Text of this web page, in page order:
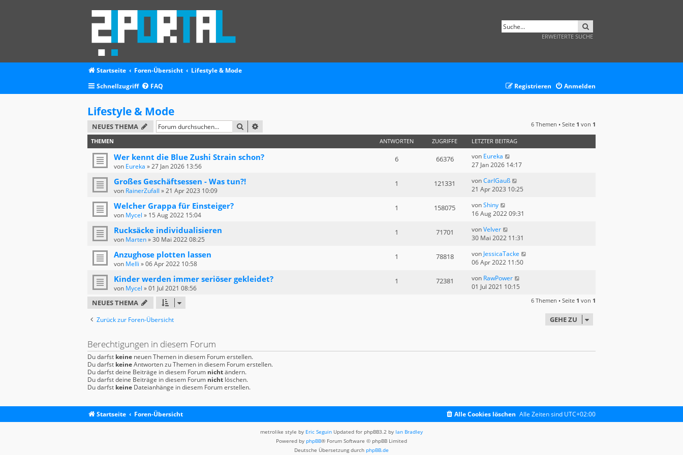
ERWEITERTE SUCHE
Startseite Foren-Übersicht
Lifestyle & Mode
Schnellzugriff
FAQ Anmelden
Registrieren
Lifestyle & Mode
NEUES THEMA SUCHE 6 Themen • Seite 1 von 1
THEMEN ANTWORTEN ZUGRIFFE LETZTER BEITRAG
Wer kennt die Blue Zushi Strain schon?
von Eureka »27 Jan 2026 13:56
6 66376 von Eureka
27 Jan 2026 14:17
Großes Geschäftsessen - Was tun?!
von RainerZufall »21 Apr 2023 10:09
1 121331 vonCarlGauß
21 Apr 2023 10:25
Welcher Grappa für Einsteiger?
von Mycel » 15 Aug 2022 15:04
1 158075 vonShiny
16 Aug 2022 09:31
Rucksäcke individualisieren
von Marten»30 Mai 2022 08:25
1 71701 vonVelver
30 Mai 2022 11:31
Anzughose plotten lassen
von Melli »06 Apr 2022 10:58
1 78818 von JessicaTacke
06 Apr 2022 11:50
Kinder werden immer seriöser gekleidet?
von Mycel »01 Jul 2021 08:56
1 72381 von RawPower
01 Jul 2021 10:15
NEUES THEMA 6 Themen • Seite 1 von 1
Zurück zur Foren-Übersicht GEHE ZU
Berechtigungen in diesem Forum
Du darfst keine neuen Themen in diesem Forum erstellen.
Du darfst keineAntworten zu Themen in diesem Forum erstellen.
Du darfst deine Beiträge in diesem Forum nichtändern.
Du darfst deine Beiträge in diesem Forum nicht löschen.
Du darfst keine Dateianhänge in diesem Forum erstellen.
Startseite Foren-Übersicht Alle Zeiten sind UTC+02:00
Alle Cookies löschen
metrolike style by Eric Seguin Updated for phpBB3.2 by Ian Bradley
Powered by phpBB® Forum Software © phpBB Limited
Deutsche Übersetzung durch phpBB.de